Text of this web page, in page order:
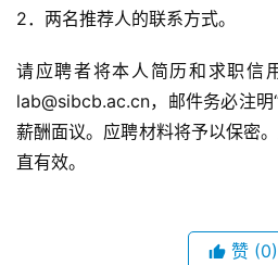
2．两名推荐人的联系方式。
请应聘者将本人简历和求职信
lab@sibcb.ac.cn，邮件务必注明
薪酬面议。应聘材料将予以保密
直有效。
赞 (0)